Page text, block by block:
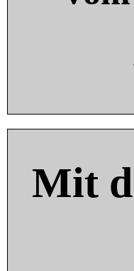
Mit